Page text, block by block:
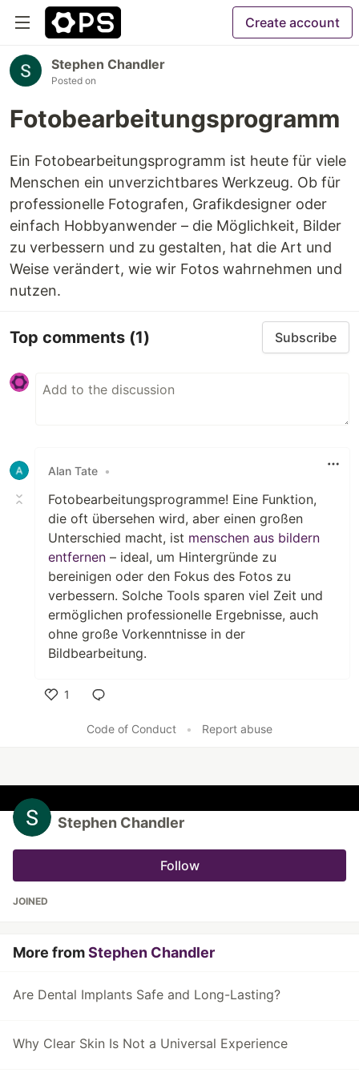
Create account
Stephen Chandler
Posted on
Fotobearbeitungsprogramm
Ein Fotobearbeitungsprogramm ist heute für viele
Menschen ein unverzichtbares Werkzeug. Ob für
professionelle Fotografen, Grafikdesigner oder
einfach Hobbyanwender – die Möglichkeit, Bilder
zu verbessern und zu gestalten, hat die Art und
Weise verändert, wie wir Fotos wahrnehmen und
nutzen.
Top comments (1) Subscribe
Alan Tate •
Fotobearbeitungsprogramme! Eine Funktion,
die oft übersehen wird, aber einen großen
Unterschied macht, ist menschen aus bildern
entfernen – ideal, um Hintergründe zu
bereinigen oder den Fokus des Fotos zu
verbessern. Solche Tools sparen viel Zeit und
ermöglichen professionelle Ergebnisse, auch
ohne große Vorkenntnisse in der
Bildbearbeitung.
1
Code of Conduct
• Report abuse
Stephen Chandler
Follow
JOINED
More fromStephen Chandler
Are Dental Implants Safe and Long-Lasting?
Why Clear Skin Is Not a Universal Experience